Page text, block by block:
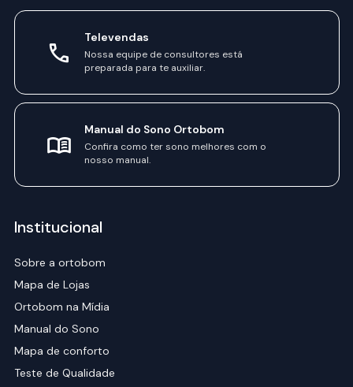
Televendas
Nossa equipe de consultores está
preparada para te auxiliar.
Manual do Sono Ortobom
Confira como ter sono melhores com o
nosso manual.
Institucional
Sobre a ortobom
Mapa de Lojas
Ortobom na Mídia
Manual do Sono
Mapa de conforto
Teste de Qualidade